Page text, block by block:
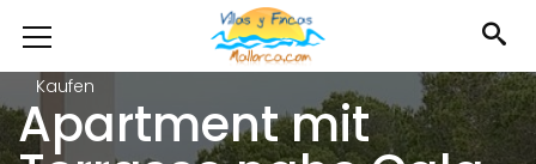
Kaufen
Apartment mit